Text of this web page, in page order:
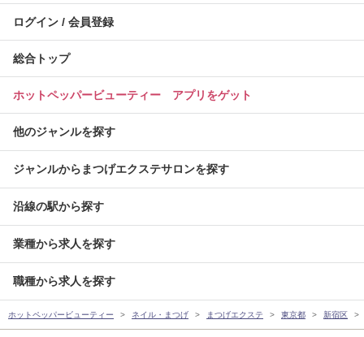
ログイン / 会員登録
総合トップ
ホットペッパービューティー アプリをゲット
他のジャンルを探す
ジャンルからまつげエクステサロンを探す
沿線の駅から探す
業種から求人を探す
職種から求人を探す
ホットペッパービューティー ネイル・まつげ まつげエクステ 東京都 新宿区